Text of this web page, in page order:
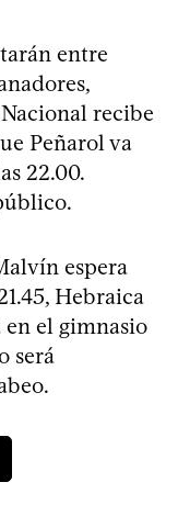
entre
recibe
Peñarol va
22.00.
espera
Hebraica
el gimnasio
será